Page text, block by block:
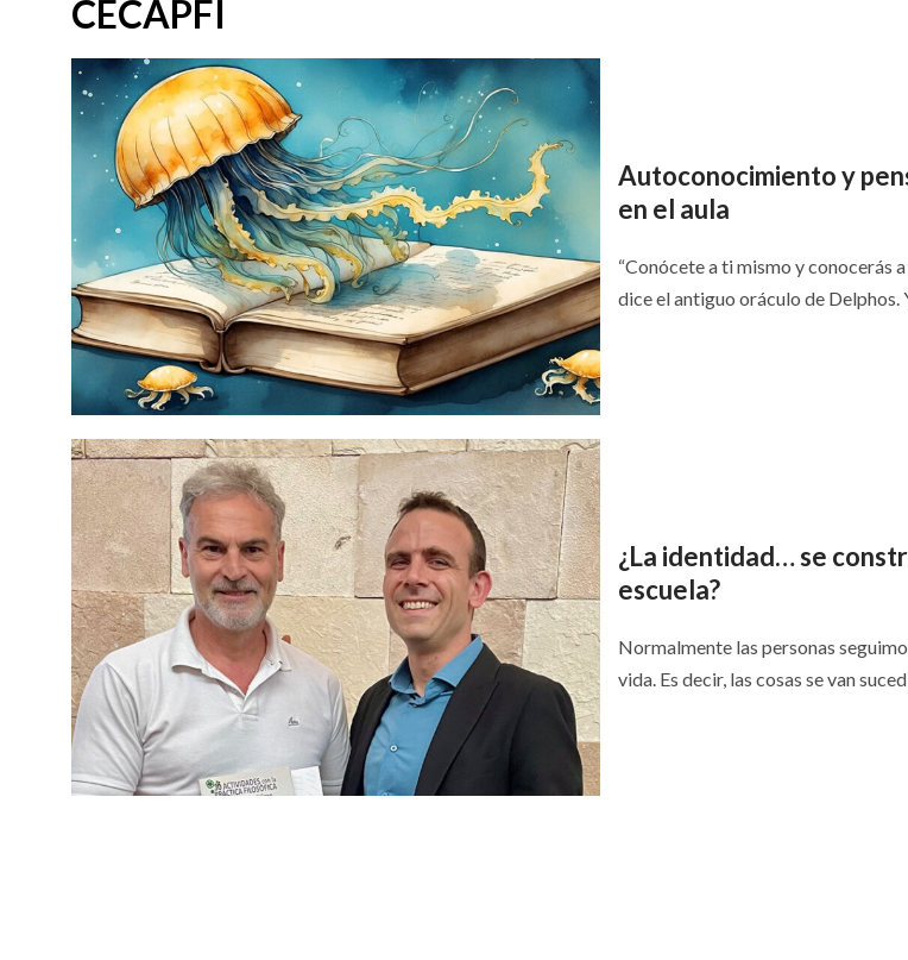
CECAPFI
Autoconocimiento y
en el aula
“Conócete a ti mismo y conocerás
dice el antiguo oráculo de Delphos.
¿La identidad… se
escuela?
Normalmente las personas
vida. Es decir, las cosas se van